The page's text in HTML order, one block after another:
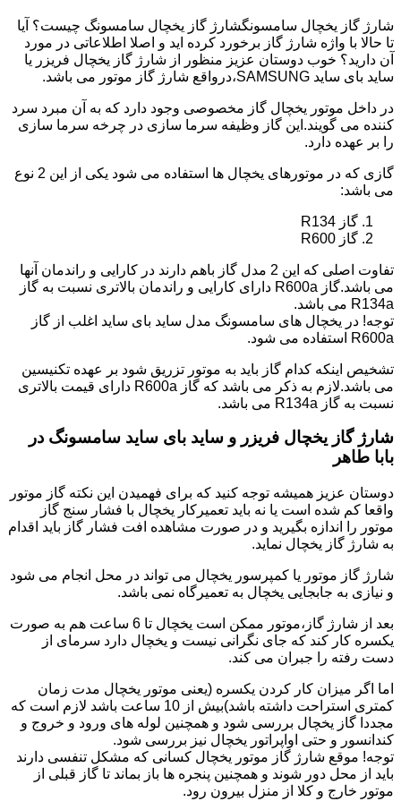
شارژ گاز یخچال سامسونگشارژ گاز یخچال سامسونگ چیست؟ آیا
تا حالا با واژه شارژ گاز برخورد کرده اید و اصلا اطلاعاتی در مورد
آن دارید؟ خوب دوستان عزیز منظور از شارژ گاز یخچال فریزر یا
ساید بای ساید SAMSUNG،درواقع شارژ گاز موتور می باشد.
در داخل موتور یخچال گاز مخصوصی وجود دارد که به آن مبرد سرد
کننده می گویند.این گاز وظیفه سرما سازی در چرخه سرما سازی
را بر عهده دارد.
گازی که در موتورهای یخچال ها استفاده می شود یکی از این 2 نوع
می باشد:
گاز R134
گاز R600
تفاوت اصلی که این 2 مدل گاز باهم دارند در کارایی و راندمان آنها
می باشد.گاز R600a دارای کارایی و راندمان بالاتری نسبت به گاز
R134a می باشد.
توجه! در یخچال های سامسونگ مدل ساید بای ساید اغلب از گاز
R600a استفاده می شود.
تشخیص اینکه کدام گاز باید به موتور تزریق شود بر عهده تکنیسین
می باشد.لازم به ذکر می باشد که گاز R600a دارای قیمت بالاتری
نسبت به گاز R134a می باشد.
شارژ گاز یخچال فریزر و ساید بای ساید سامسونگ در
بابا طاهر
دوستان عزیز همیشه توجه کنید که برای فهمیدن این نکته گاز موتور
واقعا کم شده است یا نه باید تعمیرکار یخچال با فشار سنج گاز
موتور را اندازه بگیرید و در صورت مشاهده افت فشار گاز باید اقدام
به شارژ گاز یخچال نماید.
شارژ گاز موتور یا کمپرسور یخچال می تواند در محل انجام می شود
و نیازی به جابجایی یخچال به تعمیرگاه نمی باشد.
بعد از شارژ گاز،موتور ممکن است یخچال تا 6 ساعت هم به صورت
یکسره کار کند که جای نگرانی نیست و یخچال دارد سرمای از
دست رفته را جبران می کند.
اما اگر میزان کار کردن یکسره (یعنی موتور یخچال مدت زمان
کمتری استراحت داشته باشد)بیش از 10 ساعت باشد لازم است که
مجددا گاز یخچال بررسی شود و همچنین لوله های ورود و خروج و
کندانسور و حتی اواپراتور یخچال نیز بررسی شود.
توجه! موقع شارژ گاز موتور یخچال کسانی که مشکل تنفسی دارند
باید از محل دور شوند و همچنین پنجره ها باز بماند تا گاز قبلی از
موتور خارج و کلا از منزل بیرون رود.